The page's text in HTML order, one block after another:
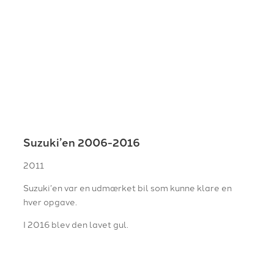
Suzuki’en 2006-2016
2011
Suzuki’en var en udmærket bil som kunne klare en
hver opgave.
I 2016 blev den lavet gul.